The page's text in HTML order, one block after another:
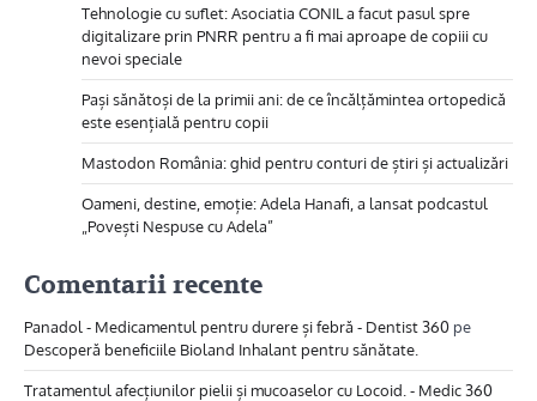
Tehnologie cu suflet: Asociatia CONIL a facut pasul spre
digitalizare prin PNRR pentru a fi mai aproape de copiii cu
nevoi speciale
Pași sănătoși de la primii ani: de ce încălțămintea ortopedică
este esențială pentru copii
Mastodon România: ghid pentru conturi de știri și actualizări
Oameni, destine, emoție: Adela Hanafi, a lansat podcastul
„Povești Nespuse cu Adela”
Comentarii recente
Panadol - Medicamentul pentru durere și febră - Dentist 360 pe
Descoperă beneficiile Bioland Inhalant pentru sănătate.
Tratamentul afecțiunilor pielii și mucoaselor cu Locoid. - Medic 360